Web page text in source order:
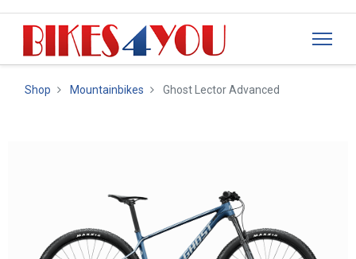
Shop Mountainbikes Ghost Lector Advanced